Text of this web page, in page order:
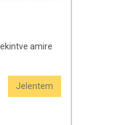
amire
Jelentem